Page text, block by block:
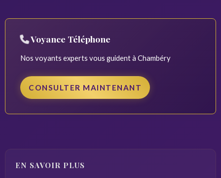
Voyance Téléphone
Nos voyants experts vous guident à Chambéry
CONSULTER MAINTENANT
EN SAVOIR PLUS